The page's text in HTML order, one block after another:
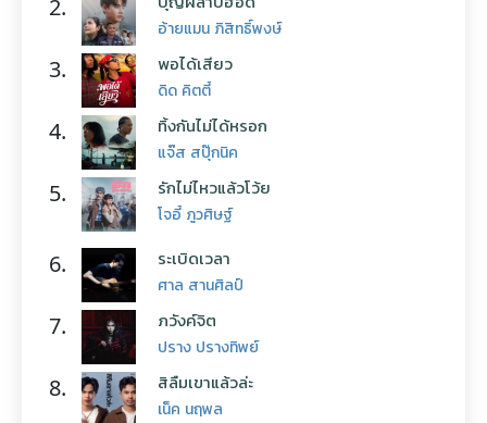
2.
อ้ายแมน ภิสิทธิ์พงษ์
3. พอได้เสียว
ดิด คิตตี้
4. ทิ้งกันไม่ได้หรอก
แจ๊ส สปุ๊กนิค
5. รักไม่ไหวแล้วโว้ย
โจอี้ ภูวศิษฐ์
6. ระเบิดเวลา
ศาล สานศิลป์
7. ภวังค์จิต
ปราง ปรางทิพย์
8. สิลืมเขาแล้วล่ะ
เน็ค นฤพล